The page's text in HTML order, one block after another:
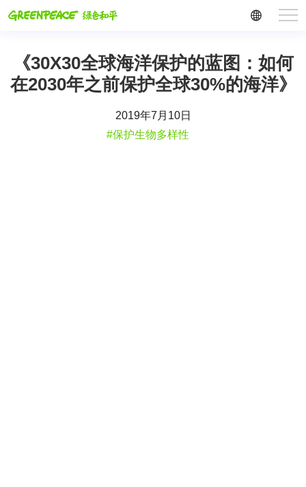
《30X30全球海洋保护的蓝图：如何
在2030年之前保护全球30%的海洋》
2019年7月10日
#保护生物多样性